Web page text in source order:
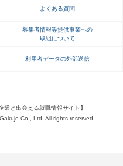
よくある質問
不明点があればこちら
よくある質問
募集者情報等提供事業への
取組について
利用者データの外部送信
業と出会える就職情報サイト】
Co., Ltd. All rights reserved.